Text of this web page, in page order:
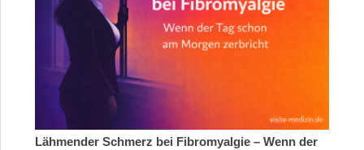
Lähmender Schmerz bei Fibromyalgie – Wenn der